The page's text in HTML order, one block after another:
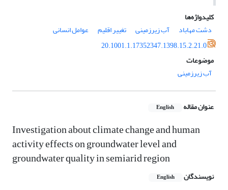
کلیدواژه‌ها
دشت مهاباد
آب زیرزمینی تغییر اقلیم
عوامل انسانی
20.1001.1.17352347.1398.15.2.21.0
موضوعات
آب زیرزمینی
عنوان مقاله English
Investigation about climate change and human
activity effects on groundwater level and
groundwater quality in semiarid region
نویسندگان English